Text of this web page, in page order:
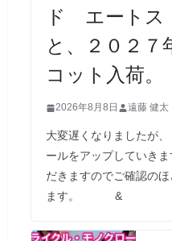
ド エートス
と、２０２７
コット入荷。
2026年8月8日 遠藤 健太
大変遅くなりましたが
ールをアップしていき
だきますのでご確認の
ます。 &